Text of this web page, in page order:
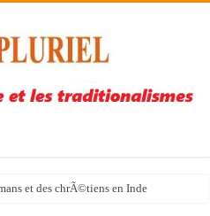
et des chrÃ©tiens en Inde